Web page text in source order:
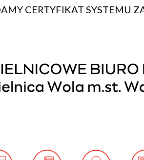
CERTYFIKAT SYSTEMU